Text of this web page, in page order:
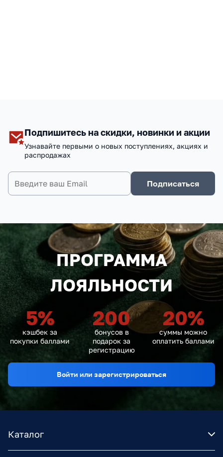
Подпишитесь на скидки, новинки и акции
Узнавайте первыми о новых поступлениях, акциях и
распродажах
Подписаться
ПРОГРАММА
ЛОЯЛЬНОСТИ
5%
кэшбек за
покупки баллами
200
бонусов в
подарок за
регистрацию
20%
суммы можно
оплатить баллами
Войти или зарегистрироваться
Каталог